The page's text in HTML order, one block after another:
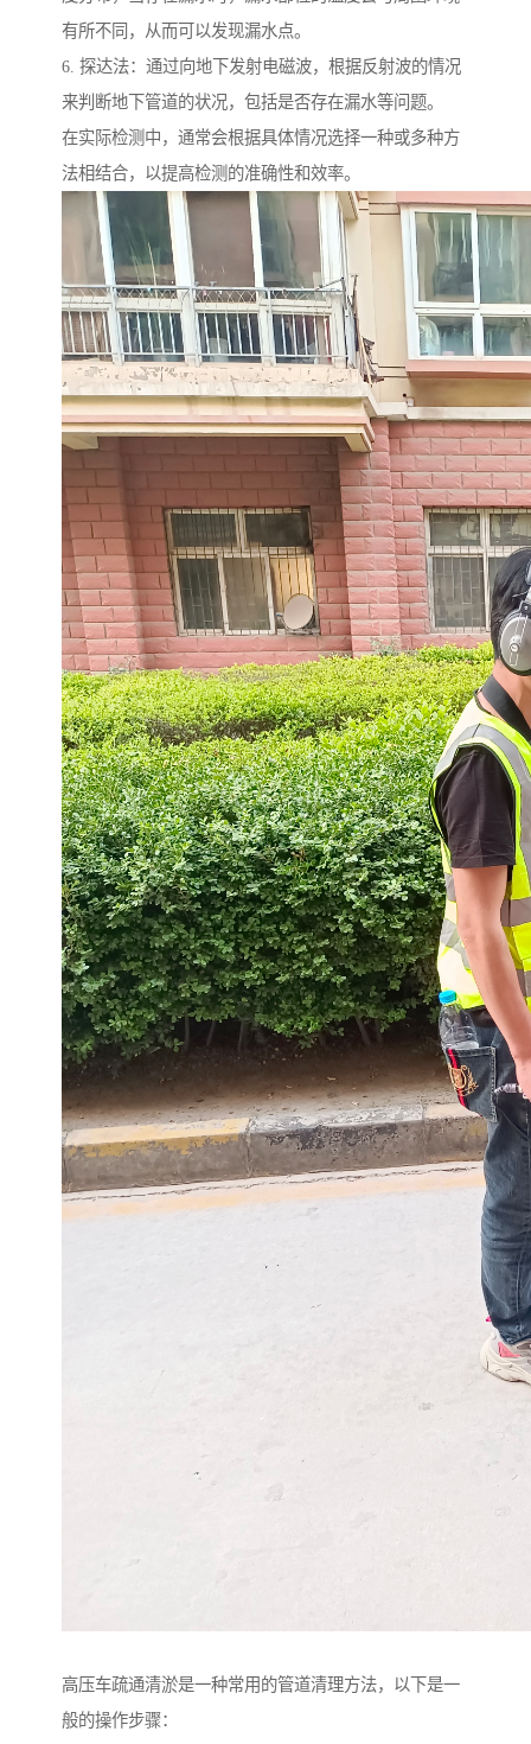
有所不同，从而可以发现漏水点。
6. 探达法：通过向地下发射电磁波，根据反射波的情况
来判断地下管道的状况，包括是否存在漏水等问题。
在实际检测中，通常会根据具体情况选择一种或多种方
法相结合，以提高检测的准确性和效率。
高压车疏通清淤是一种常用的管道清理方法，以下是一
般的操作步骤：